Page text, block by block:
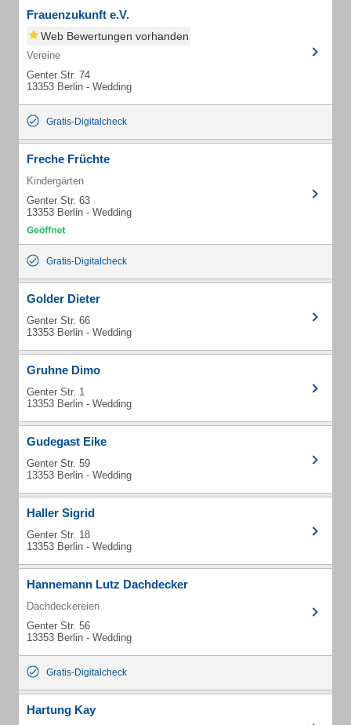
Frauenzukunft e.V.
Web Bewertungen vorhanden
Vereine
Genter Str. 74
13353 Berlin - Wedding
Gratis-Digitalcheck
Freche Früchte
Kindergärten
Genter Str. 63
13353 Berlin - Wedding
Gratis-Digitalcheck
Golder Dieter
Genter Str. 66
13353 Berlin - Wedding
Gruhne Dimo
Genter Str. 1
13353 Berlin - Wedding
Gudegast Eike
Genter Str. 59
13353 Berlin - Wedding
Haller Sigrid
Genter Str. 18
13353 Berlin - Wedding
Hannemann Lutz Dachdecker
Dachdeckereien
Genter Str. 56
13353 Berlin - Wedding
Gratis-Digitalcheck
Hartung Kay